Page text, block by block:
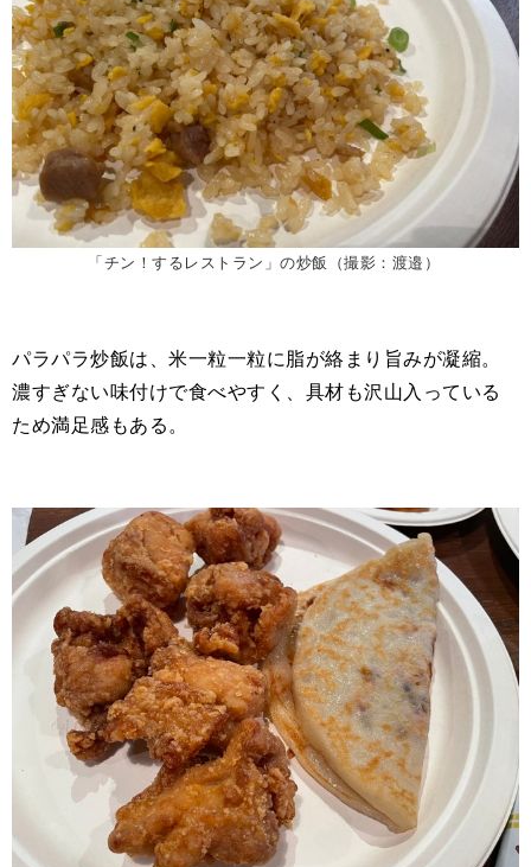
「チン！するレストラン」の炒飯（撮影：渡邉）
パラパラ炒飯は、米一粒一粒に脂が絡まり旨みが凝縮。
濃すぎない味付けで食べやすく、具材も沢山入っている
ため満足感もある。